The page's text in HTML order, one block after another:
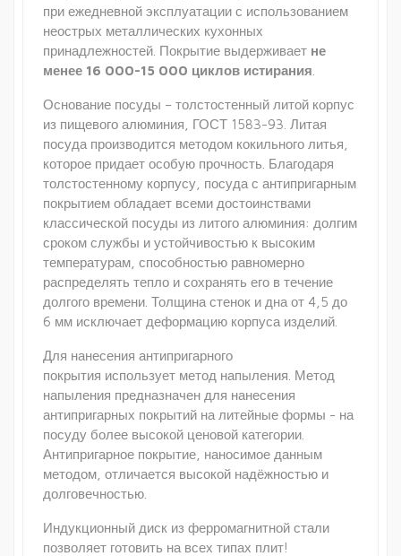
при ежедневной эксплуатации с использованием
неострых металлических кухонных
принадлежностей. Покрытие выдерживает не
менее 16 000-15 000 циклов истирания
Основание посуды – толстостенный литой корпус
из пищевого алюминия, ГОСТ 1583-93. Литая
посуда производится методом кокильного литья,
которое придает особую прочность. Благодаря
толстостенному корпусу, посуда с антипригарным
покрытием обладает всеми достоинствами
классической посуды из литого алюминия: долгим
сроком службы и устойчивостью к высоким
температурам, способностью равномерно
распределять тепло и сохранять его в течение
долгого времени. Толщина стенок и дна от 4,5 до
6 мм исключает деформацию корпуса изделий.
Для нанесения антипригарного
покрытия использует метод напыления. Метод
напыления предназначен для нанесения
антипригарных покрытий на литейные формы - на
посуду более высокой ценовой категории.
Антипригарное покрытие, наносимое данным
методом, отличается высокой надёжностью и
долговечностью.
Индукционный диск из ферромагнитной стали
позволяет готовить на всех типах плит!